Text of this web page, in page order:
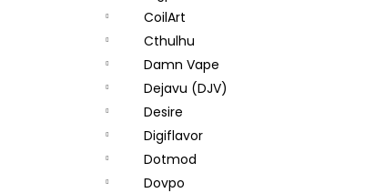
CoilArt
Cthulhu
Damn Vape
Dejavu (DJV)
Desire
Digiflavor
Dotmod
Dovpo